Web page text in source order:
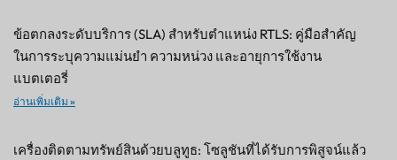
ข้อตกลงระดับบริการ (SLA) สำหรับตำแหน่ง RTLS: คู่มือสำคัญ
ในการระบุความแม่นยำ ความหน่วง และอายุการใช้งาน
แบตเตอรี่
อ่านเพิ่มเติม »
เครื่องติดตามทรัพย์สินด้วยบลูทูธ: โซลูชันที่ได้รับการพิสูจน์แล้ว